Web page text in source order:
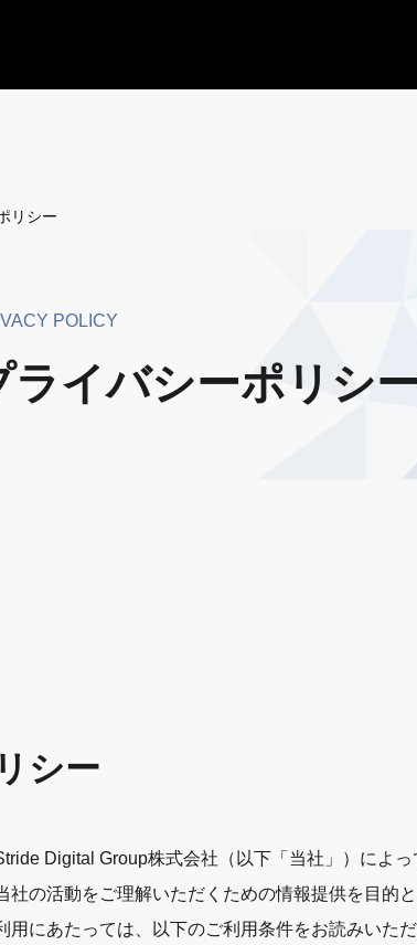
リシー
POLICY
ライバシーポリシー
シー
Digital Group株式会社（以下「当社」）によっ
社の活動をご理解いただくための情報提供を目的と
用にあたっては、以下のご利用条件をお読みいた